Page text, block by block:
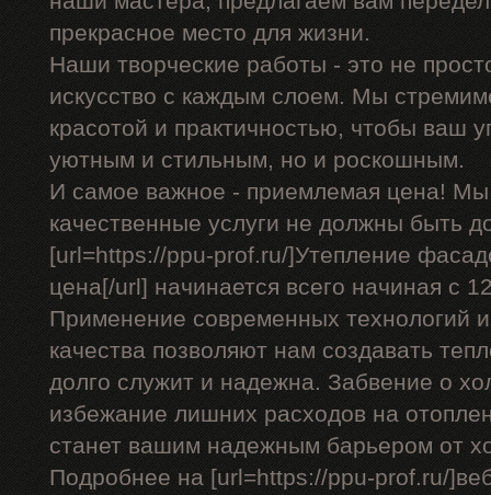
прекрасное место для жизни.
Наши творческие работы - это не
искусство с каждым слоем. Мы
красотой и практичностью, чтобы ваш
уютным и стильным, но и роскошным.
И самое важное - приемлемая цена! Мы
качественные услуги не должны быть
[url=https://ppu-prof.ru/]Утепление
цена[/url] начинается всего начиная с
Применение современных технологий
качества позволяют нам создавать
долго служит и надежна. Забвение о
избежание лишних расходов на
станет вашим надежным барьером от
Подробнее на [url=https://ppu-prof.ru/